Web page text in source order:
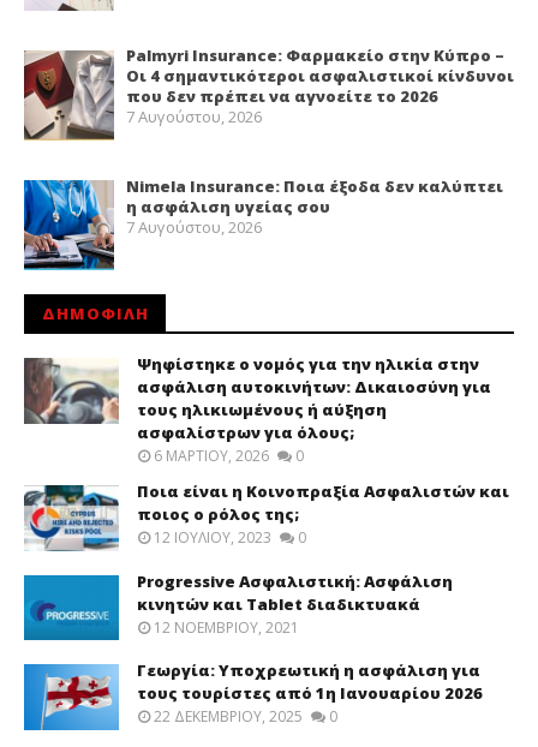
Palmyri Insurance: Φαρμακείο στην Κύπρο –
Οι 4 σημαντικότεροι ασφαλιστικοί κίνδυνοι
που δεν πρέπει να αγνοείτε το 2026
7 Αυγούστου, 2026
Nimela Insurance: Ποια έξοδα δεν καλύπτει
η ασφάλιση υγείας σου
7 Αυγούστου, 2026
ΔΗΜΟΦΙΛΗ
Ψηφίστηκε ο νομός για την ηλικία στην
ασφάλιση αυτοκινήτων: Δικαιοσύνη για
τους ηλικιωμένους ή αύξηση
ασφαλίστρων για όλους;
6 ΜΑΡΤΊΟΥ, 2026 0
Ποια είναι η Κοινοπραξία Ασφαλιστών και
ποιος ο ρόλος της;
12 ΙΟΥΛΊΟΥ, 2023 0
Progressive Ασφαλιστική: Ασφάλιση
κινητών και Tablet διαδικτυακά
12 ΝΟΕΜΒΡΊΟΥ, 2021
Γεωργία: Υποχρεωτική η ασφάλιση για
τους τουρίστες από 1η Ιανουαρίου 2026
22 ΔΕΚΕΜΒΡΊΟΥ, 2025 0